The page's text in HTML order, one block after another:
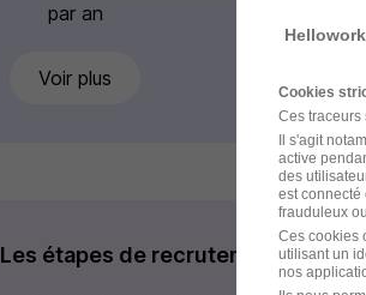
par an
Voir plus
Les étapes de recrutement
Cookies
Ces traceurs
Il s'agit
active
des
est connecté
frauduleux
Ces cookies
utilisant un
nos